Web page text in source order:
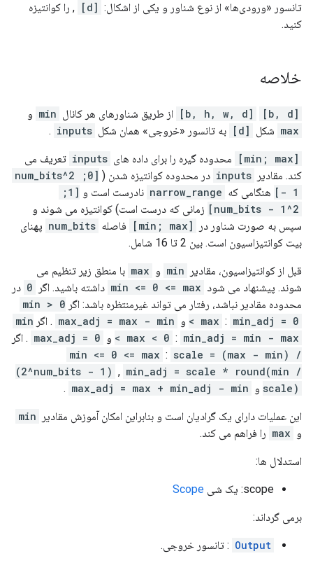
تانسور «ورودی‌ها» از نوع شناور و یکی از اشکال: [d]
, را کوانتیزه
کنید.
خلاصه
[b, d]
[b, h, w, d] از طریق شناورهای هر کانال min و
max شکل [d] به تانسور «خروجی» همان شکل inputs
.
[min; max] محدوده گیره را برای داده های inputs تعریف می
کند. مقادیر inputs در محدوده کوانتیزه شدن (
[0; 2^num_bits
- 1]
هنگامی که narrow_range نادرست است و
[1;
2^num_bits - 1]
زمانی که درست است) کوانتیزه می شوند و
سپس به صورت شناور در
[min; max] فاصله num_bits پهنای
بیت کوانتیزاسیون است. بین 2 تا 16 شامل.
قبل از کوانتیزاسیون، مقادیر min و max با منطق زیر تنظیم می
شوند. پیشنهاد می شود min <= 0 <= max داشته باشید. اگر 0 در
محدوده مقادیر نباشد، رفتار می تواند غیرمنتظره باشد: اگر
0 < min
< max : min_adj = 0 و max_adj = max - min . اگر min
< max < 0 : min_adj = min - max و max_adj = 0 . اگر
min <= 0 <= max : scale = (max - min) /
(2^num_bits - 1) , min_adj = scale * round(min /
scale) و max_adj = max + min_adj - min
.
این عملیات دارای یک گرادیان است و بنابراین امکان آموزش مقادیر
min
و max را فراهم می کند.
استدلال ها:
scope: یک شی Scope
برمی گرداند:
Output : تانسور خروجی.